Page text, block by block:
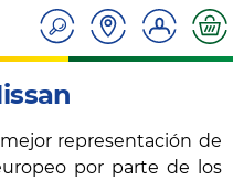
representación de
por parte de los